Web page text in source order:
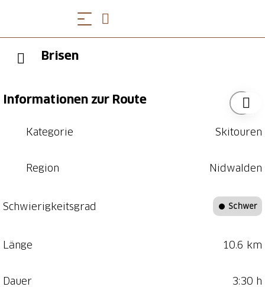
Brisen
Informationen zur Route
Kategorie Skitouren
Region Nidwalden
Schwierigkeitsgrad Schwer
Länge 10.6 km
Dauer 3:30 h